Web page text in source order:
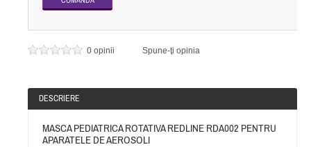
0 opinii Spune-ţi opinia
DESCRIERE
MASCA PEDIATRICA ROTATIVA REDLINE RDA002 PENTRU
APARATELE DE AEROSOLI